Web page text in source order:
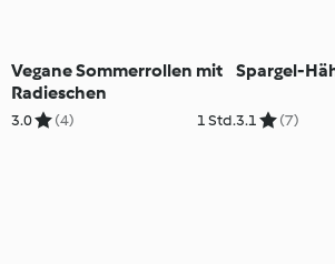
Vegane Sommerrollen mit
Radieschen
3.0 (4) 1 Std.
Spargel-
3.1 (7)